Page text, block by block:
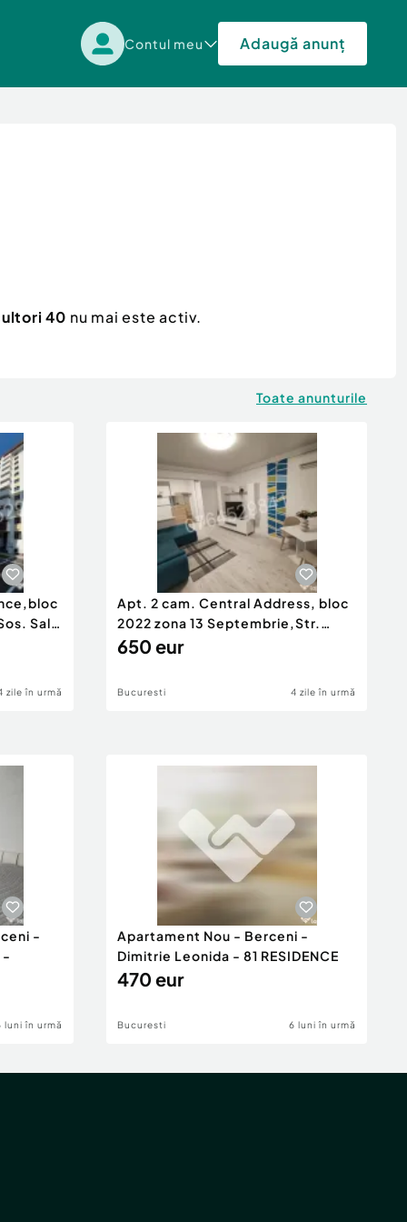
Contul meu Adaugă anunț
40 nu mai este activ.
Toate anunturile
Salaj
zile în urmă
Apt. 2 cam. Central Address, bloc
2022 zona 13 Septembrie,Str.
Nasaud
650 eur
Bucuresti 4 zile în urmă
-
-
luni în urmă
Apartament Nou - Berceni -
Dimitrie Leonida - 81 RESIDENCE
470 eur
Bucuresti 6 luni în urmă